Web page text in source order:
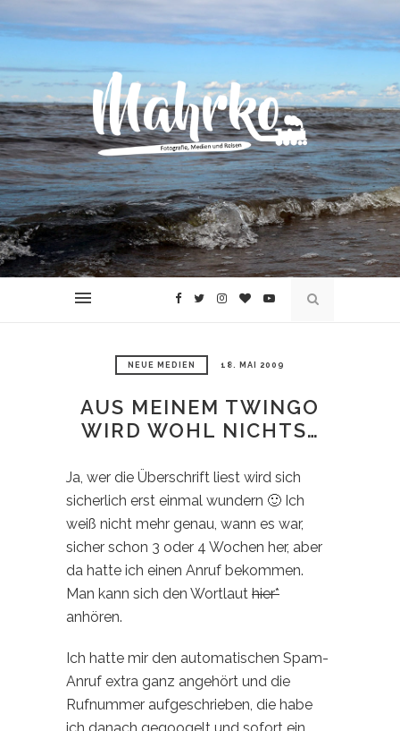
NEUE MEDIEN 18. MAI 2009
AUS MEINEM TWINGO
WIRD WOHL NICHTS…
Ja, wer die Überschrift liest wird sich
sicherlich erst einmal wundern 🙂 Ich
weiß nicht mehr genau, wann es war,
sicher schon 3 oder 4 Wochen her, aber
da hatte ich einen Anruf bekommen.
Man kann sich den Wortlaut hier*
anhören.
Ich hatte mir den automatischen Spam-
Anruf extra ganz angehört und die
Rufnummer aufgeschrieben, die habe